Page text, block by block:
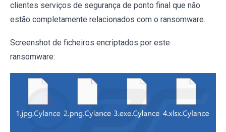
clientes serviços de segurança de ponto final que não
estão completamente relacionados com o ransomware.
Screenshot de ficheiros encriptados por este
ransomware: